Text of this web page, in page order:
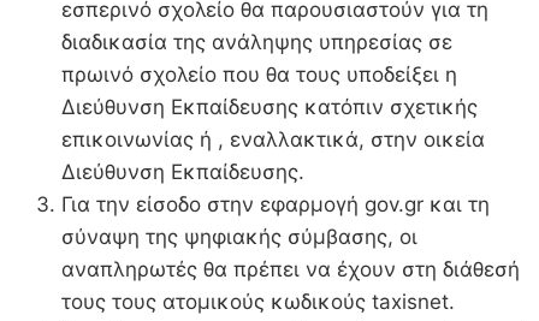
εσπερινό σχολείο θα παρουσιαστούν για τη
διαδικασία της ανάληψης υπηρεσίας σε
πρωινό σχολείο που θα τους υποδείξει η
Διεύθυνση Εκπαίδευσης κατόπιν σχετικής
επικοινωνίας ή , εναλλακτικά, στην οικεία
Διεύθυνση Εκπαίδευσης.
Για την είσοδο στην εφαρμογή gov.gr και τη
σύναψη της ψηφιακής σύμβασης, οι
αναπληρωτές θα πρέπει να έχουν στη διάθεσή
τους τους ατομικούς κωδικούς taxisnet.